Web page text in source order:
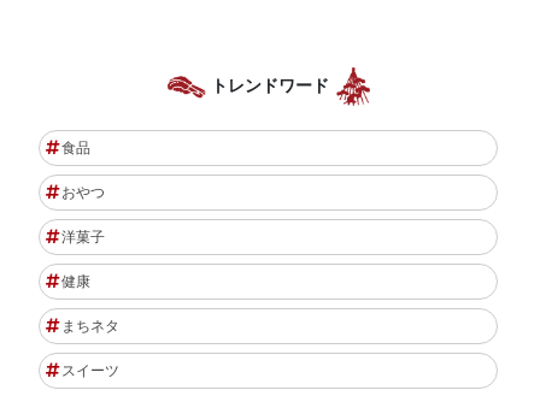
トレンドワード
食品
おやつ
洋菓子
健康
まちネタ
スイーツ